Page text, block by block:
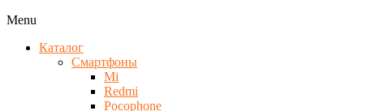
Menu
Каталог
Смартфоны
Mi
Redmi
Pocophone